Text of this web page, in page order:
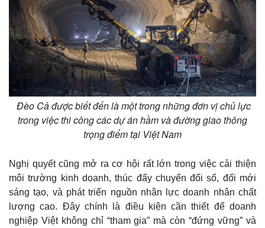
Đèo Cả được biết đến là một trong những đơn vị chủ lực
trong việc thi công các dự án hầm và đường giao thông
trọng điểm tại Việt Nam
Nghị quyết cũng mở ra cơ hội rất lớn trong việc cải thiện
môi trường kinh doanh, thúc đẩy chuyển đổi số, đổi mới
sáng tạo, và phát triển nguồn nhân lực doanh nhân chất
lượng cao. Đây chính là điều kiện cần thiết để doanh
nghiệp Việt không chỉ “tham gia” mà còn “đứng vững” và